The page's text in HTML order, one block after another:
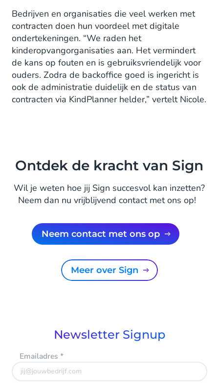
Bedrijven en organisaties die veel werken met
contracten doen hun voordeel met digitale
ondertekeningen. “We raden het
kinderopvangorganisaties aan. Het vermindert
de kans op fouten en is gebruiksvriendelijk voor
ouders. Zodra de backoffice goed is ingericht is
ook de administratie duidelijk en de status van
contracten via KindPlanner helder,” vertelt Nicole.
Ontdek de kracht van Sign
Wil je weten hoe jij Sign succesvol kan inzetten?
Neem dan nu vrijblijvend contact met ons op!
Neem contact met ons op
Meer over Sign
Newsletter Signup
Emailadres *